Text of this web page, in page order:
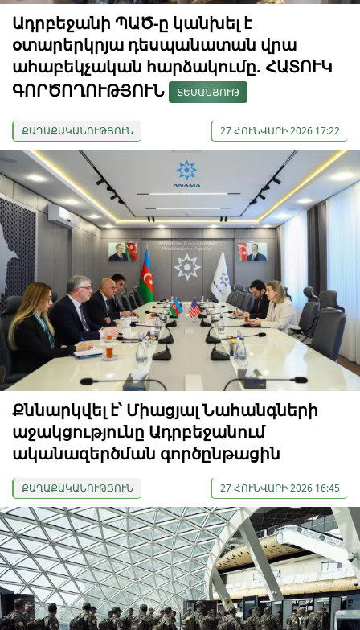
Ադրբեջանի ՊԱԾ-ը կանխել է
օտարերկրյա դեսպանատան վրա
ահաբեկչական հարձակումը. ՀԱՏՈՒԿ
ԳՈՐԾՈՂՈՒԹՅՈՒՆ
ՏԵՍԱՆՅՈՒԹ
ՔԱՂԱՔԱԿԱՆՈՒԹՅՈՒՆ 27 ՀՈՒՆՎԱՐԻ 2026 17:22
Քննարկվել է՝ Միացյալ Նահանգների
աջակցությունը Ադրբեջանում
ականազերծման գործընթացին
ՔԱՂԱՔԱԿԱՆՈՒԹՅՈՒՆ 27 ՀՈՒՆՎԱՐԻ 2026 16:45